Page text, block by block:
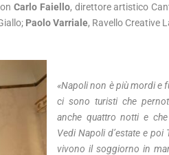
Carlo Faiello, direttore artistico
Paolo Varriale, Ravello Creative
«Napoli non è più mordi e
ci sono turisti che
anche quattro notti e
Vedi Napoli d’estate e poi
vivono il soggiorno in